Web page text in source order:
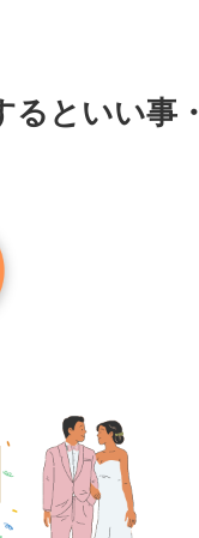
るといい事・